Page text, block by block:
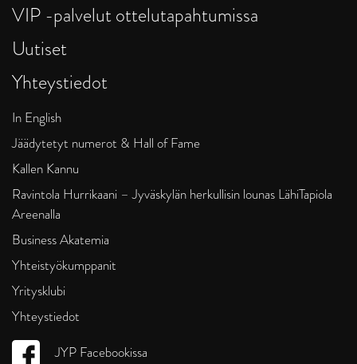
VIP -palvelut ottelutapahtumissa
Uutiset
Yhteystiedot
In English
Jäädytetyt numerot & Hall of Fame
Kallen Kannu
Ravintola Hurrikaani – Jyväskylän herkullisin lounas LähiTapiola
Areenalla
Business Akatemia
Yhteistyökumppanit
Yritysklubi
Yhteystiedot
JYP Facebookissa